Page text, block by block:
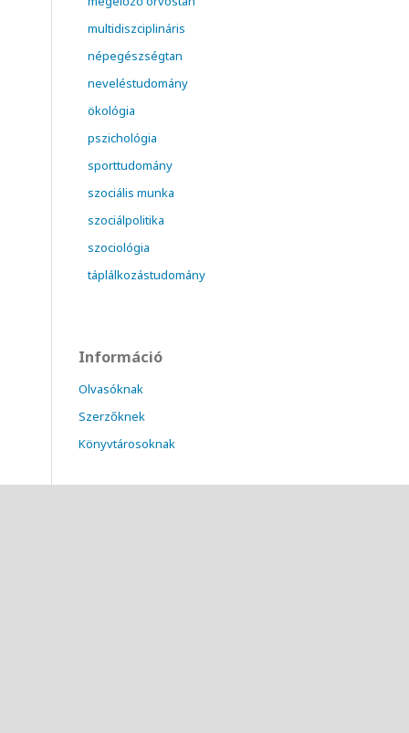
multidiszciplináris
népegészségtan
neveléstudomány
ökológia
pszichológia
sporttudomány
szociális munka
szociálpolitika
szociológia
táplálkozástudomány
Információ
Olvasóknak
Szerzőknek
Könyvtárosoknak